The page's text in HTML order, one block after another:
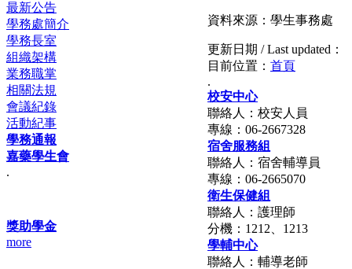
最新公告
學務處簡介
學務長室
組織架構
業務職掌
相關法規
會議紀錄
活動紀事
學務通報
嘉藥學生會
.
獎助學金
more
資料來源：學生事務處
更新日期 / Last updated：
目前位置： 首頁
.
校安中心
聯絡人：校安人員
專線：06-2667328
宿舍服務組
聯絡人：宿舍輔導員
專線：06-2665070
衛生保健組
聯絡人：護理師
分機：1212、1213
學輔中心
聯絡人：輔導老師